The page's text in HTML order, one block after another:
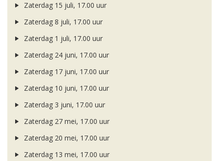
Zaterdag 15 juli, 17.00 uur
Zaterdag 8 juli, 17.00 uur
Zaterdag 1 juli, 17.00 uur
Zaterdag 24 juni, 17.00 uur
Zaterdag 17 juni, 17.00 uur
Zaterdag 10 juni, 17.00 uur
Zaterdag 3 juni, 17.00 uur
Zaterdag 27 mei, 17.00 uur
Zaterdag 20 mei, 17.00 uur
Zaterdag 13 mei, 17.00 uur